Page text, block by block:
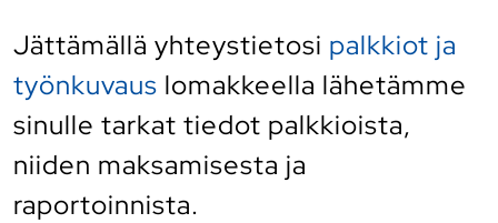
Jättämällä yhteystietosi palkkiot ja
työnkuvaus lomakkeella lähetämme
sinulle tarkat tiedot palkkioista,
niiden maksamisesta ja
raportoinnista.